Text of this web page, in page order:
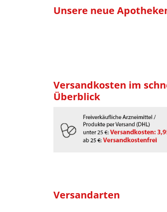
Unsere neue
Versandkosten im
Überblick
Versandarten